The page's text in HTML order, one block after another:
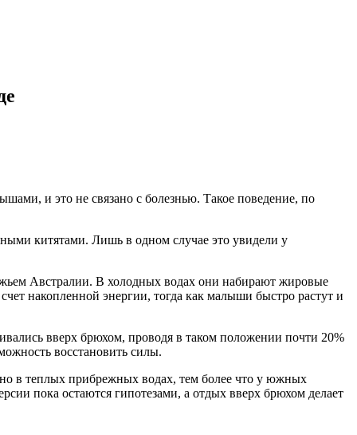
и это не связано с болезнью. Такое поведение, по
китятами. Лишь в одном случае это увидели у
Австралии. В холодных водах они набирают жировые
накопленной энергии, тогда как малыши быстро растут и
вверх брюхом, проводя в таком положении почти 20%
восстановить силы.
в теплых прибрежных водах, тем более что у южных
пока остаются гипотезами, а отдых вверх брюхом делает